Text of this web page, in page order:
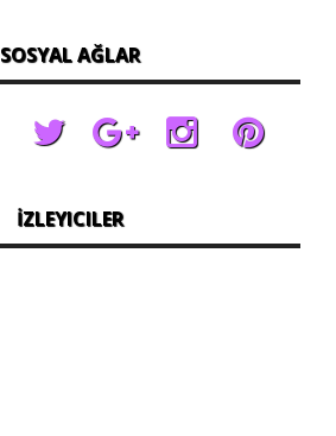
SOSYAL AĞLAR
İZLEYICILER